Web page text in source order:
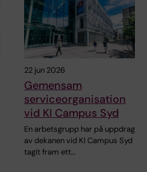
22 jun 2026
Gemensam
serviceorganisation
vid KI Campus Syd
En arbetsgrupp har på uppdrag
av dekanen vid KI Campus Syd
tagit fram ett…